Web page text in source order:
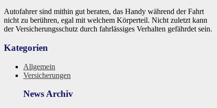
Autofahrer sind mithin gut beraten, das Handy während der Fahrt
nicht zu berühren, egal mit welchem Körperteil. Nicht zuletzt kann
der Versicherungsschutz durch fahrlässiges Verhalten gefährdet sein.
Kategorien
Allgemein
Versicherungen
News Archiv